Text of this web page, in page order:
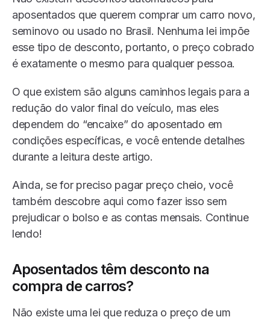
aposentados que querem comprar um carro novo,
seminovo ou usado no Brasil. Nenhuma lei impõe
esse tipo de desconto, portanto, o preço cobrado
é exatamente o mesmo para qualquer pessoa.
O que existem são alguns caminhos legais para a
redução do valor final do veículo, mas eles
dependem do “encaixe” do aposentado em
condições específicas, e você entende detalhes
durante a leitura deste artigo.
Ainda, se for preciso pagar preço cheio, você
também descobre aqui como fazer isso sem
prejudicar o bolso e as contas mensais. Continue
lendo!
Aposentados têm desconto na
compra de carros?
Não existe uma lei que reduza o preço de um